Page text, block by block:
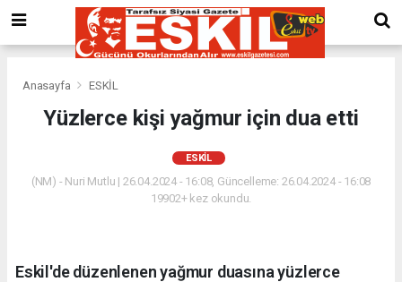
Anasayfa ESKİL
Yüzlerce kişi yağmur için dua etti
ESKİL
(NM) - Nuri Mutlu | 26.04.2024 - 16:08, Güncelleme: 26.04.2024 - 16:08
19902+ kez okundu.
Eskil'de düzenlenen yağmur duasına yüzlerce